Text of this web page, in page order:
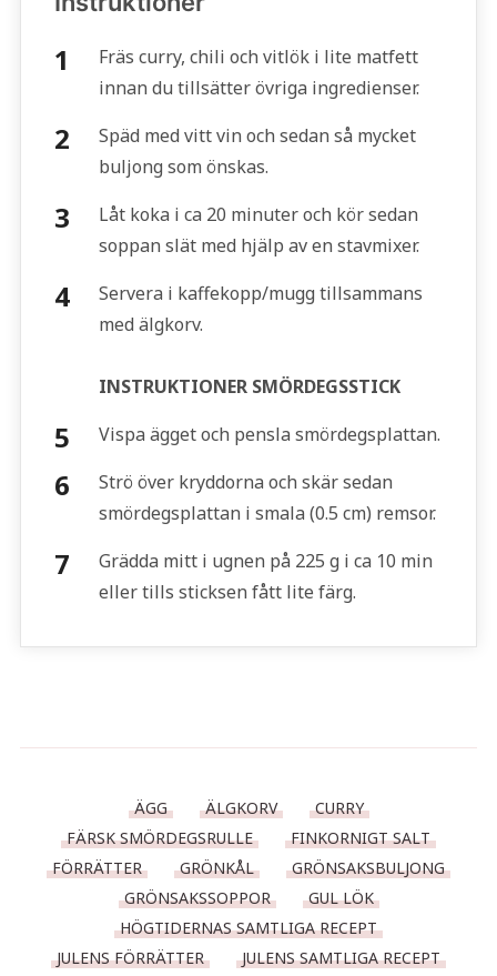
Fräs curry, chili och vitlök i lite matfett
innan du tillsätter övriga ingredienser.
Späd med vitt vin och sedan så mycket
buljong som önskas.
Låt koka i ca 20 minuter och kör sedan
soppan slät med hjälp av en stavmixer.
Servera i kaffekopp/mugg tillsammans
med älgkorv.
INSTRUKTIONER SMÖRDEGSSTICK
Vispa ägget och pensla smördegsplattan.
Strö över kryddorna och skär sedan
smördegsplattan i smala (0.5 cm) remsor.
Grädda mitt i ugnen på 225 g i ca 10 min
eller tills sticksen fått lite färg.
ÄGG ÄLGKORV
CURRY
FÄRSK SMÖRDEGSRULLE
FINKORNIGT SALT
FÖRRÄTTER
GRÖNKÅL
GRÖNSAKSBULJONG
GRÖNSAKSSOPPOR
GUL LÖK
HÖGTIDERNAS SAMTLIGA RECEPT
JULENS FÖRRÄTTER
JULENS SAMTLIGA RECEPT